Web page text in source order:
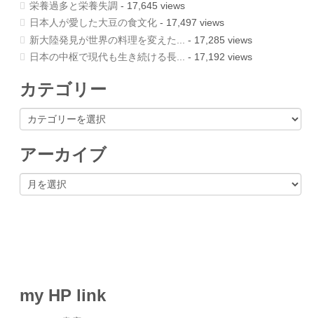
栄養過多と栄養失調 - 17,645 views
日本人が愛した大豆の食文化 - 17,497 views
新大陸発見が世界の料理を変えた...
- 17,285 views
日本の中枢で現代も生き続ける長...
- 17,192 views
カテゴリー
カ
テ
リ
ー
アーカイブ
ア
ー
my HP link